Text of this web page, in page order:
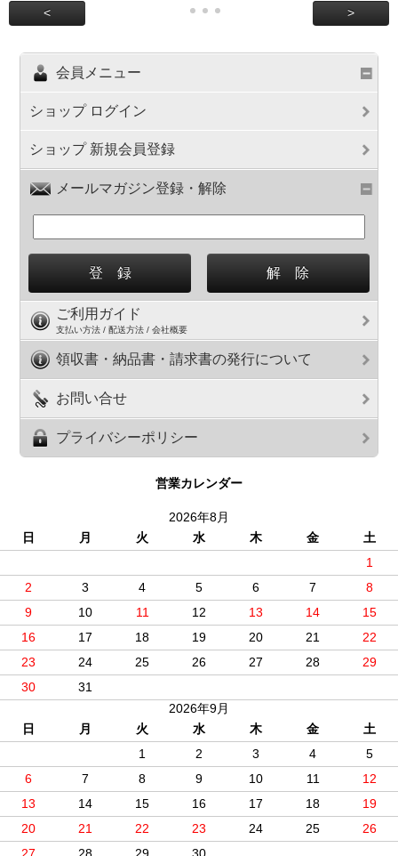
< >
会員メニュー
ショップ ログイン
ショップ 新規会員登録
メールマガジン登録・解除
ご利用ガイド
支払い方法 / 配送方法 / 会社概要
領収書・納品書・請求書の発行について
お問い合せ
プライバシーポリシー
営業カレンダー
2026年8月
日
月 火 水 木 金
土
1
2
3 4 5 6 7
8
9
10 11 12 13 14
15
16
17 18 19 20 21
22
23
24 25 26 27 28
29
30
31
2026年9月
日
月 火 水 木 金
土
1
2 3 4
5
6
7 8 9 10 11
12
13
14 15 16 17 18
19
20
21 22 23 24 25
26
27
28 29 30